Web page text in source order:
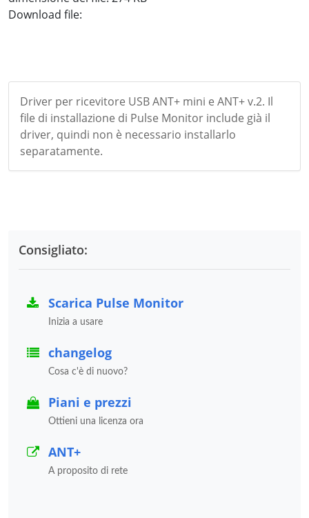
Download file:
Driver per ricevitore USB ANT+ mini e ANT+ v.2. Il
file di installazione di Pulse Monitor include già il
driver, quindi non è necessario installarlo
separatamente.
Consigliato:
Scarica Pulse Monitor
Inizia a usare
changelog
Cosa c'è di nuovo?
Piani e prezzi
Ottieni una licenza ora
ANT+
A proposito di rete